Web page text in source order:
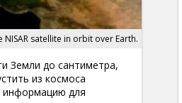
NISAR satellite in orbit over Earth.
Земли до сантиметра,
из космоса
информацию для